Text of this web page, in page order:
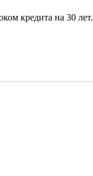
кредита на 30 лет.